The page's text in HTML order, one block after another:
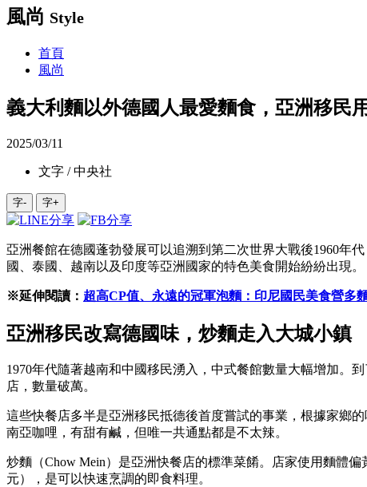
風尚 Style
首頁
風尚
義大利麵以外德國人最愛麵食，亞洲移民
2025/03/11
文字 / 中央社
字- 字+
亞洲餐館在德國蓬勃發展可以追溯到第二次世界大戰後1960年
國、泰國、越南以及印度等亞洲國家的特色美食開始紛紛出現。
※延伸閱讀： 超高CP值、永遠的冠軍泡麵：印尼國民美食營多
亞洲移民改寫德國味，炒麵走入大城小鎮
1970年代隨著越南和中國移民湧入，中式餐館數量大幅增加。
店，數量破萬。
這些快餐店多半是亞洲移民抵德後首度嘗試的事業，根據家鄉
南亞咖哩，有甜有鹹，但唯一共通點都是不太辣。
炒麵（Chow Mein）是亞洲快餐店的標準菜餚。店家使用麵體
元），是可以快速烹調的即食料理。